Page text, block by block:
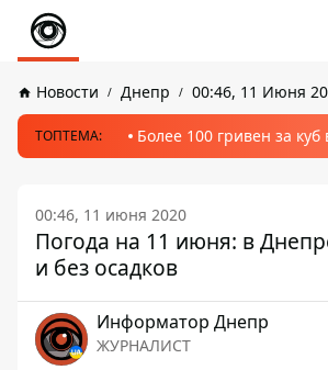
Новости Днепр 00:46, 11 Июня
ТОПТЕМА: Более 100 гривен за
00:46, 11 июня 2020
Погода на 11 июня: в
и без осадков
Информатор Днепр
ЖУРНАЛИСТ